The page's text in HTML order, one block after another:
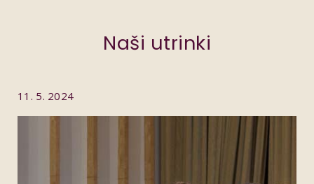
Naši utrinki
11. 5. 2024